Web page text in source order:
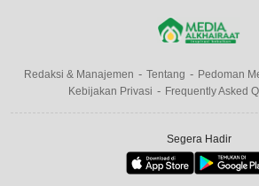
Redaksi & Manajemen Tentang Pedoman
Kebijakan Privasi
Frequently Asked
Segera Hadir